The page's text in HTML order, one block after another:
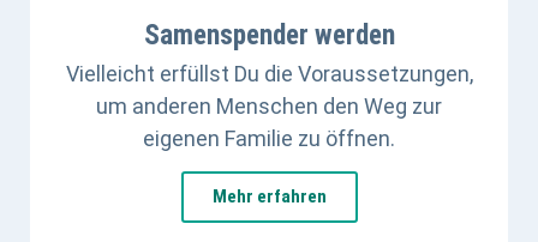
Samenspender werden
Vielleicht erfüllst Du die Voraussetzungen,
um anderen Menschen den Weg zur
eigenen Familie zu öffnen.
Mehr erfahren